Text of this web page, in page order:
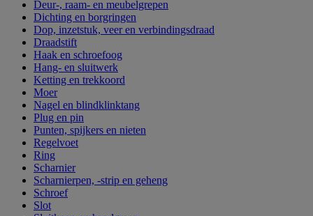
Deur-, raam- en meubelgrepen
Dichting en borgringen
Dop, inzetstuk, veer en verbindingsdraad
Draadstift
Haak en schroefoog
Hang- en sluitwerk
Ketting en trekkoord
Moer
Nagel en blindklinktang
Plug en pin
Punten, spijkers en nieten
Regelvoet
Ring
Scharnier
Scharnierpen, -strip en geheng
Schroef
Slot